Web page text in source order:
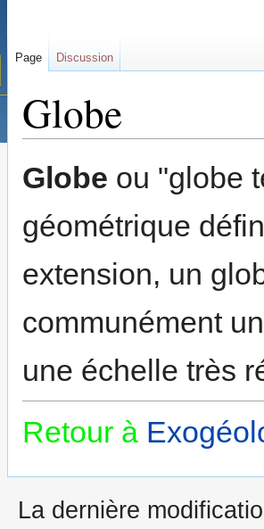
Globe
Globe ou "globe
géométrique
extension, un
communément
une échelle très
Retour à
Page Discussion
La dernière